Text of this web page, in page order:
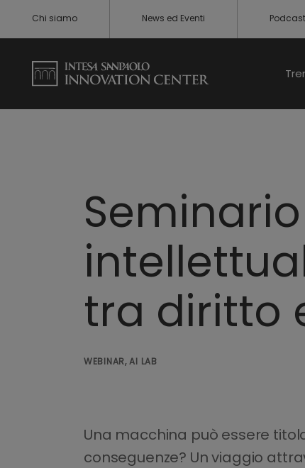
Chi siamo News ed Eventi Podcast
tra diritto
WEBINAR, AI LAB
Una macchina può essere
conseguenze? Un viaggio